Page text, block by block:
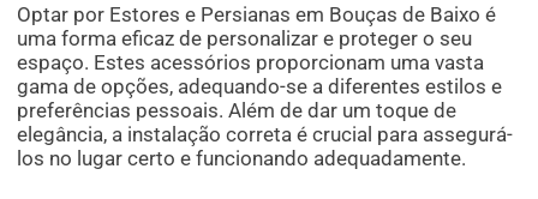
Optar por Estores e Persianas em Bouças de Baixo é
uma forma eficaz de personalizar e proteger o seu
espaço. Estes acessórios proporcionam uma vasta
gama de opções, adequando-se a diferentes estilos e
preferências pessoais. Além de dar um toque de
elegância, a instalação correta é crucial para assegurá-
los no lugar certo e funcionando adequadamente.